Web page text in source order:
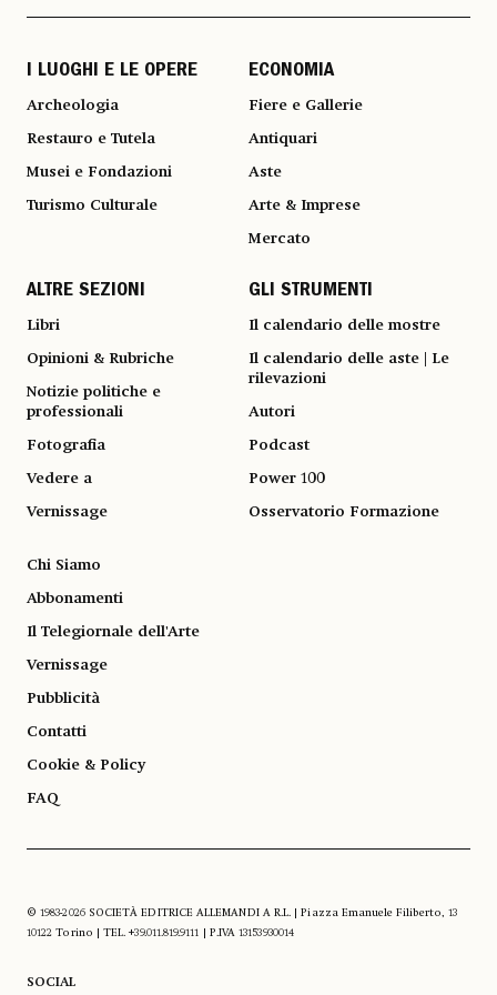
I LUOGHI E LE OPERE
Archeologia
Restauro e Tutela
Musei e Fondazioni
Turismo Culturale
ECONOMIA
Fiere e Gallerie
Antiquari
Aste
Arte & Imprese
Mercato
ALTRE SEZIONI
Libri
Opinioni & Rubriche
Notizie politiche e
professionali
Fotografia
Vedere a
Vernissage
GLI STRUMENTI
Il calendario delle mostre
Il calendario delle aste | Le
rilevazioni
Autori
Podcast
Power 100
Osservatorio Formazione
Chi Siamo
Abbonamenti
Il Telegiornale dell'Arte
Vernissage
Pubblicità
Contatti
Cookie & Policy
FAQ
© 1983-2026 SOCIETÀ EDITRICE ALLEMANDI A R.L. | Piazza Emanuele Filiberto, 13
10122 Torino | TEL. +39.011.819.9111 | P.IVA 13153930014
SOCIAL